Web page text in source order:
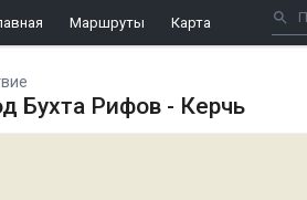
Маршруты Карта
Бухта Рифов - Керчь